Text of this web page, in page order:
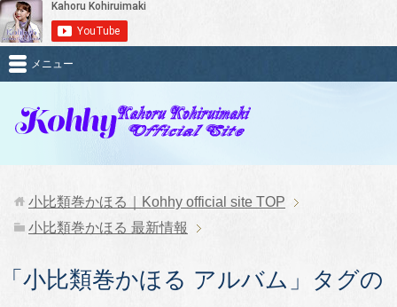
メニュー
小比類巻かほる｜Kohhy official site TOP
小比類巻かほる 最新情報
「小比類巻かほる アルバム」タグの